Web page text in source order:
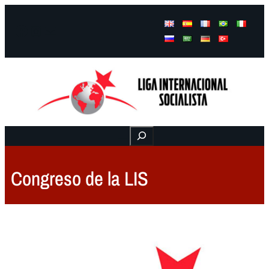
Buscar
Congreso de la LIS